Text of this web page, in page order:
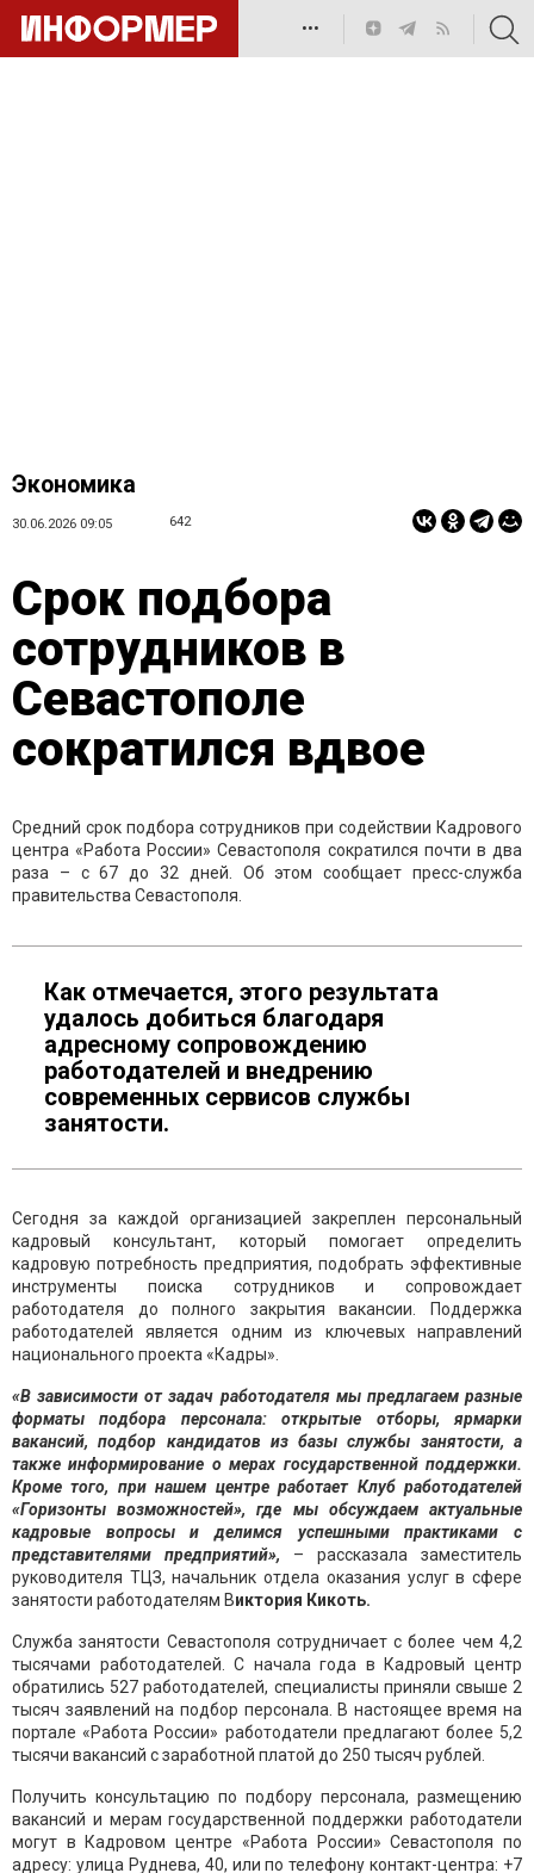
•••
Экономика
30.06.2026 09:05 642
Срок подбора
сотрудников в
Севастополе
сократился вдвое
Средний срок подбора сотрудников при содействии Кадрового
центра «Работа России» Севастополя сократился почти в два
раза – с 67 до 32 дней. Об этом сообщает пресс-служба
правительства Севастополя.
Как отмечается, этого результата
удалось добиться благодаря
адресному сопровождению
работодателей и внедрению
современных сервисов службы
занятости.
Сегодня за каждой организацией закреплен персональный
кадровый консультант, который помогает определить
кадровую потребность предприятия, подобрать эффективные
инструменты поиска сотрудников и сопровождает
работодателя до полного закрытия вакансии. Поддержка
работодателей является одним из ключевых направлений
национального проекта «Кадры».
«В зависимости от задач работодателя мы предлагаем разные
форматы подбора персонала: открытые отборы, ярмарки
вакансий, подбор кандидатов из базы службы занятости, а
также информирование о мерах государственной поддержки.
Кроме того, при нашем центре работает Клуб работодателей
«Горизонты возможностей», где мы обсуждаем актуальные
кадровые вопросы и делимся успешными практиками с
представителями предприятий», – рассказала заместитель
руководителя ТЦЗ, начальник отдела оказания услуг в сфере
занятости работодателям Виктория Кикоть.
Служба занятости Севастополя сотрудничает с более чем 4,2
тысячами работодателей. С начала года в Кадровый центр
обратились 527 работодателей, специалисты приняли свыше 2
тысяч заявлений на подбор персонала. В настоящее время на
портале «Работа России» работодатели предлагают более 5,2
тысячи вакансий с заработной платой до 250 тысяч рублей.
Получить консультацию по подбору персонала, размещению
вакансий и мерам государственной поддержки работодатели
могут в Кадровом центре «Работа России» Севастополя по
адресу: улица Руднева, 40, или по телефону контакт-центра: +7